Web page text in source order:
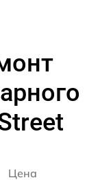
Цена